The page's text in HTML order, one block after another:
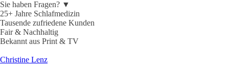
Sie haben Fragen? ▼
25+ Jahre Schlafmedizin
Tausende zufriedene Kunden
Fair & Nachhaltig
Bekannt aus Print & TV
Christine Lenz